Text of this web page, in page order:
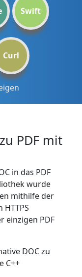
Swift
Curl
PDF mit
in das PDF
wurde
mithilfe der
HTTPS
einzigen PDF
DOC zu
C++